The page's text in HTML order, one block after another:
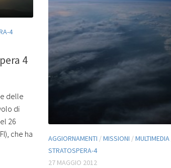
4
4
delle
di
26
che ha
AGGIORNAMENTI /MISSIONI /MULTIMEDIA
STRATOSPERA-4
27 MAGGIO 2012